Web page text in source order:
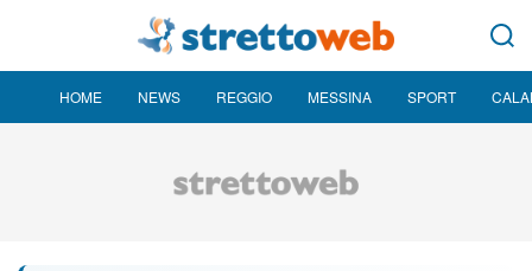
HOME NEWS REGGIO MESSINA SPORT